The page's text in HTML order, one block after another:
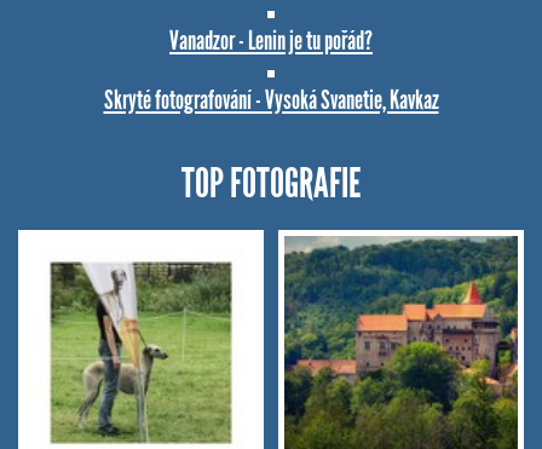
Vanadzor - Lenin je tu pořád?
Skryté fotografování - Vysoká Svanetie, Kavkaz
TOP FOTOGRAFIE